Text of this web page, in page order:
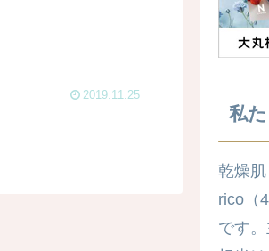
2019.11.25
私
乾燥肌
rico（
です